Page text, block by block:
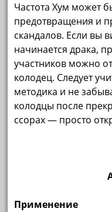
Частота Хум может
предотвращения и
скандалов. Если вы
начинается драка,
участников можно
колодец. Следует
методика и не
колодцы после
ссорах — просто
Применение